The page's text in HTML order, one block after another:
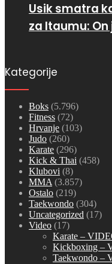
Usik smatra
za Itaumu:
Kategorije
Boks (5.796)
Fitness (72)
Hrvanje (103)
Judo (260)
Karate (296)
Kick & Thai (458)
Klubovi (8)
MMA (3.857)
Ostalo (219)
Taekwondo (304)
Uncategorized (17)
Video (17)
Karate –
Kickboxing –
Taekwondo –